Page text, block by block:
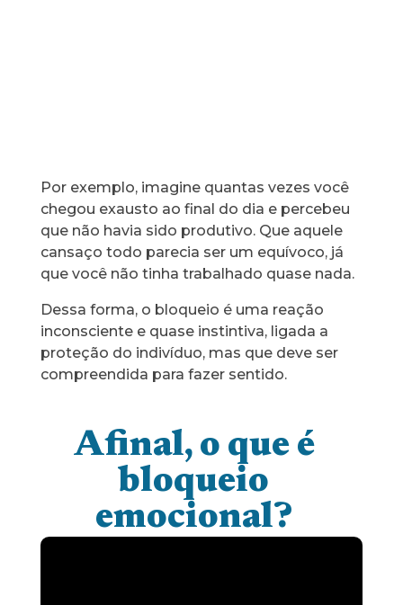
Por exemplo, imagine quantas vezes você
chegou exausto ao final do dia e percebeu
que não havia sido produtivo. Que aquele
cansaço todo parecia ser um equívoco, já
que você não tinha trabalhado quase nada.
Dessa forma, o bloqueio é uma reação
inconsciente e quase instintiva, ligada a
proteção do indivíduo, mas que deve ser
compreendida para fazer sentido.
Afinal, o que é
bloqueio
emocional?